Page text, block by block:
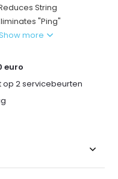
String
"Ping"
more
euro
op 2 servicebeurten